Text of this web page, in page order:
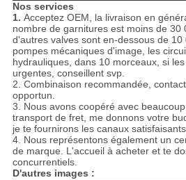
Nos services
1. Acceptez OEM, la livraison en
nombre de garnitures est moins de 30
d'autres valves sont en-dessous de
pompes mécaniques d'image, les
hydrauliques, dans 10 morceaux, si
urgentes, conseillent svp.
2. Combinaison recommandée,
opportun.
3. Nous avons coopéré avec
transport de fret, me donnons votre
je te fournirons les canaux
4. Nous représentons également un
de marque. L'accueil à acheter et te
concurrentiels.
D'autres images :